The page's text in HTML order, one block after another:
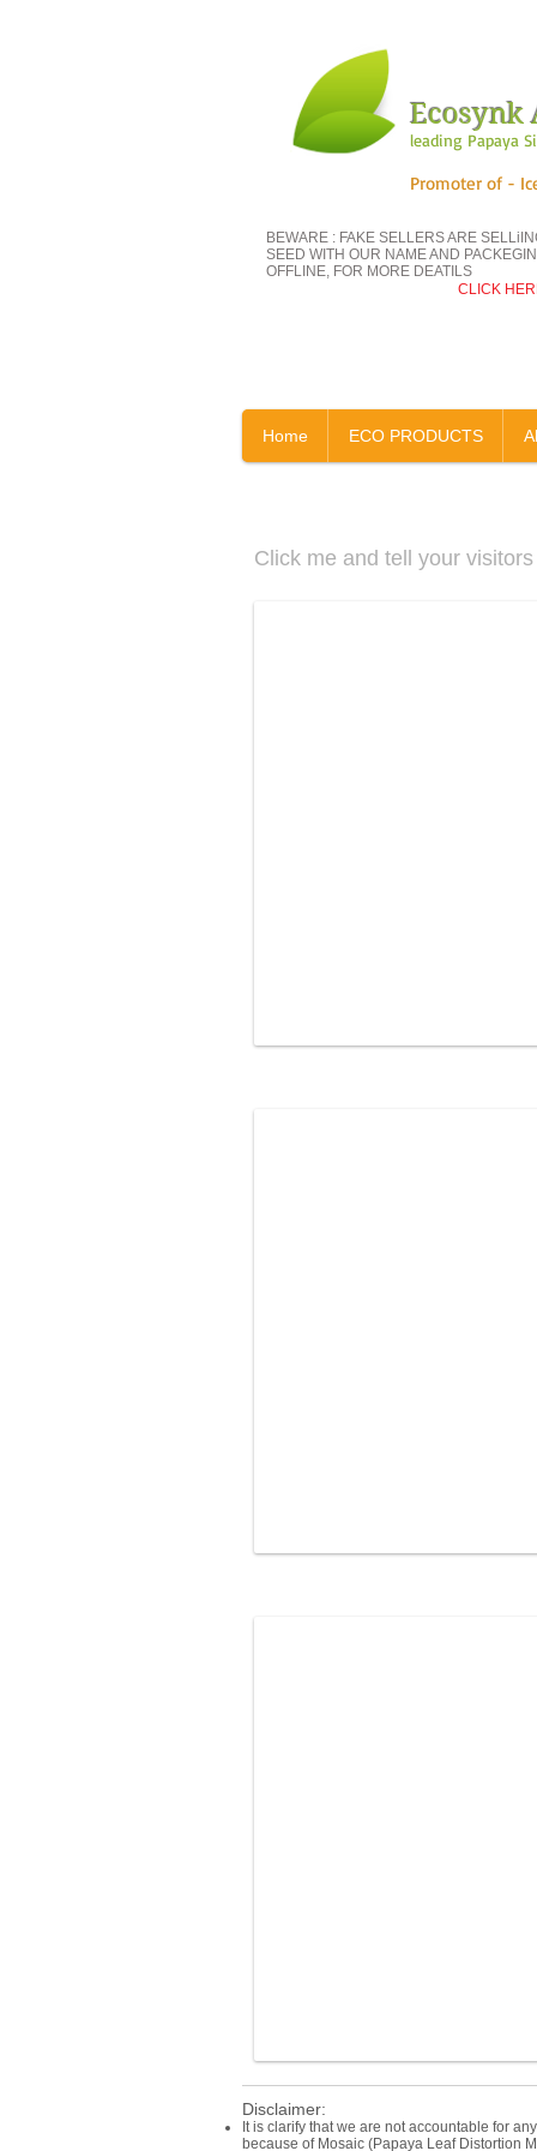
Ecosynk
leading Papaya
Promoter of -
BEWARE : FAKE SELLERS ARE
SEED WITH OUR NAME AND
OFFLINE, FOR MORE DEATILS
CLICK
Home ECO PRODUCTS
Click me and tell your
Disclaimer:
It is clarify that we are not accountable for
because of Mosaic (Papaya Leaf Distortion